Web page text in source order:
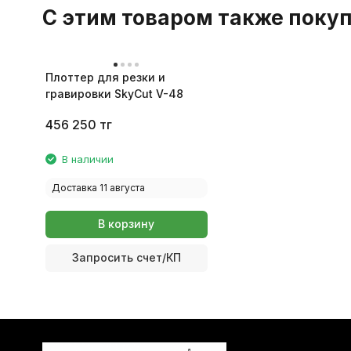
C этим товаром также
Плоттер для резки и
гравировки SkyCut V-48
456 250 тг
В наличии
Доставка 11 августа
В корзину
Запросить счет/КП